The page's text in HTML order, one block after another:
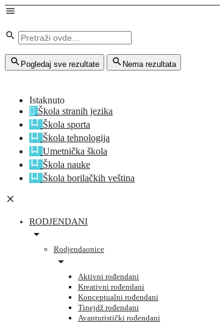
Pogledaj sve rezultate Nema rezultata
Istaknuto
Škola stranih jezika
Škola sporta
Škola tehnologija
Umetnička škola
Škola nauke
Škola borilačkih veština
RODJENDANI
Rodjendaonice
Aktivni rođendani
Kreativni rođendani
Konceptualni rođendani
Tinejdž rođendani
Avanturistički rođendani